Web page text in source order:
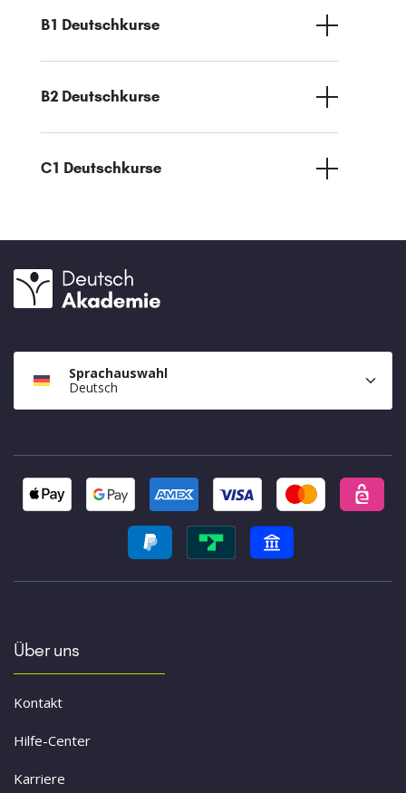
B1 Deutschkurse
B2 Deutschkurse
C1 Deutschkurse
Sprachauswahl
Deutsch
Über uns
Kontakt
Hilfe-Center
Karriere